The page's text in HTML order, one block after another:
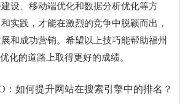
设、移动端优化和数据分析优化等方
实践，才能在激烈的竞争中脱颖而出，
和成功营销。希望以上技巧能帮助福州
化的道路上取得更好的成绩。
：如何提升网站在搜索引擎中的排名？